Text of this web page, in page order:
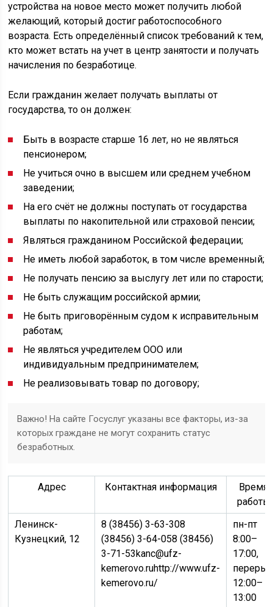
устройства на новое место может получить любой
желающий, который достиг работоспособного
возраста. Есть определённый список требований к тем,
кто может встать на учет в центр занятости и получать
начисления по безработице.
Если гражданин желает получать выплаты от
государства, то он должен:
Быть в возрасте старше 16 лет, но не являться
пенсионером;
Не учиться очно в высшем или среднем учебном
заведении;
На его счёт не должны поступать от государства
выплаты по накопительной или страховой пенсии;
Являться гражданином Российской федерации;
Не иметь любой заработок, в том числе временный;
Не получать пенсию за выслугу лет или по старости;
Не быть служащим российской армии;
Не быть приговорённым судом к исправительным
работам;
Не являться учредителем ООО или
индивидуальным предпринимателем;
Не реализовывать товар по договору;
Важно! На сайте Госуслуг указаны все факторы, из-за
которых граждане не могут сохранить статус
безработных.
Адрес Контактная информация
Время
работы
Ленинск-
Кузнецкий, 12
8 (38456) 3-63-308
(38456) 3-64-058 (38456)
3-71-53kanc@ufz-
kemerovo.ruhttp://www.ufz-
kemerovo.ru/
пн-пт
8:00–
17:00,
12:00–
13:00